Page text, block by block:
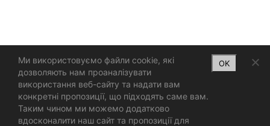
Ми використовуємо файли cookie, які
дозволяють нам проаналізувати
використання веб-сайту та надати вам
конкретні пропозиції, що підходять саме вам.
Таким чином ми можемо додатково
вдосконалити наш сайт та пропозиції для
OK